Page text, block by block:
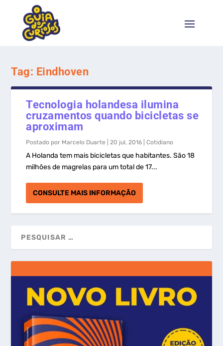
Tag: Eindhoven
Tecnologia holandesa ilumina
cruzamentos quando bicicletas se
aproximam
Postado por Marcelo Duarte |20 jul, 2016 |Cotidiano
A Holanda tem mais bicicletas que habitantes. São 18
milhões de magrelas para um total de 17...
CONSULTE MAIS INFORMAÇÃO